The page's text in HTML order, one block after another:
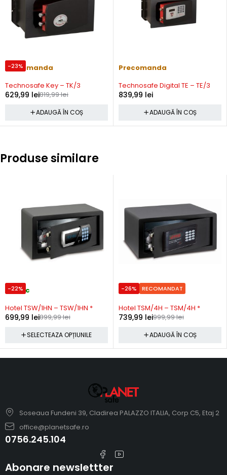
-23%
Precomanda
Technosafe Key – TK/3
819,99lei
629,99 lei
ADAUGĂ ÎN COȘ
Precomanda
Technosafe Digital TE – TE/3
839,99 lei
ADAUGĂ ÎN COȘ
Produse similare
-22%
In stoc
Hotel TSW/1HN – TSW/1HN *
899,99lei
699,99 lei
SELECTEAZA OPȚIUNILE
-26% RECOMANDAT
In stoc
Hotel TSM/4H – TSM/4H *
999,99lei
739,99 lei
ADAUGĂ ÎN COȘ
Soseaua Fundeni 39, Cladirea PALAZZO ITALIA, Corp C5, Etaj 2
office@planetsafe.ro
0756.245.104
Abonare newslettter